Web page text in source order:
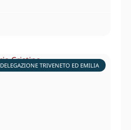
DELEGAZIONE TRIVENETO ED EMILIA